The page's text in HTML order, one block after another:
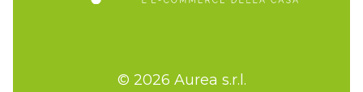
© 2026 Aurea s.r.l.